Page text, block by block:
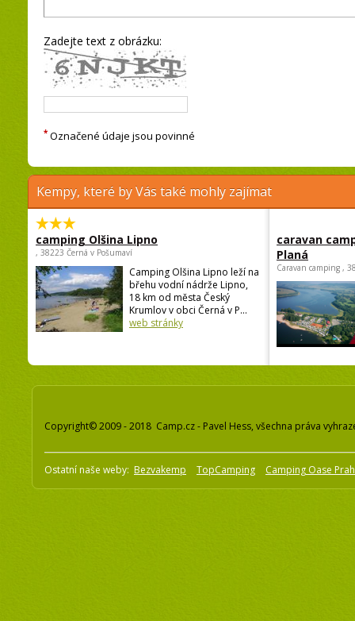
Zadejte text z obrázku:
* Označené údaje jsou povinné
Kempy, které by Vás také mohly zajímat
camping Olšina Lipno
, 38223 Černá v Pošumaví
Camping Olšina Lipno leží na
břehu vodní nádrže Lipno,
18 km od města Český
Krumlov v obci Černá v P...
web stránky
caravan
Planá
Caravan camping ,
Copyright© 2009 - 2018 Camp.cz - Pavel Hess, všechna práva
Ostatní naše weby: Bezvakemp TopCamping Camping Oase